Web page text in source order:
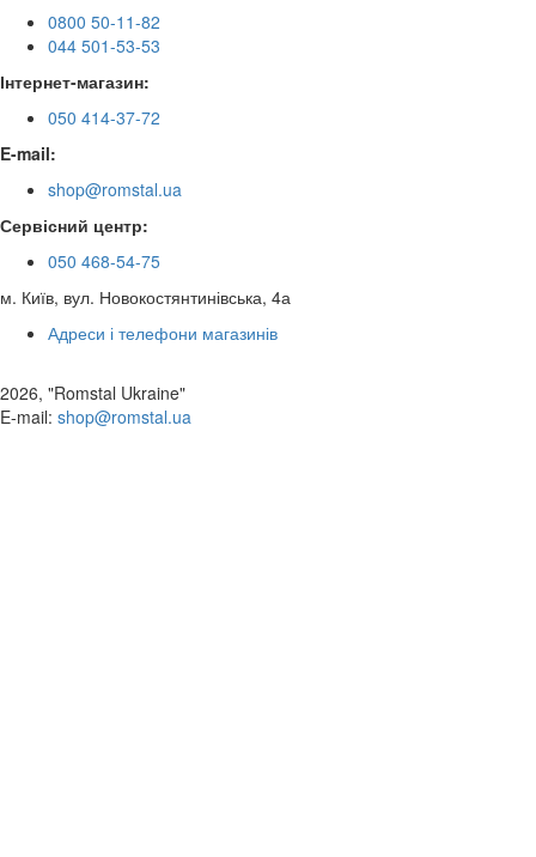
0800 50-11-82
044 501-53-53
Інтернет-магазин:
050 414-37-72
E-mail:
shop@romstal.ua
Сервісний центр:
050 468-54-75
м. Київ, вул. Новокостянтинівська, 4а
Адреси і телефони магазинів
2026, "Romstal Ukraine"
​E-mail: shop@romstal.ua